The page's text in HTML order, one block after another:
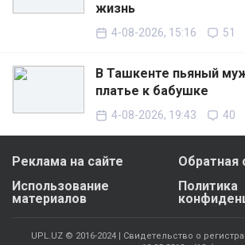
жизнь
4-08-2026, 15:16 51
В Ташкенте пьяный
платье к бабушке
4-08-2026, 19:43 40
Реклама на сайте
Обратная
Использование
материалов
Политика
UPL.UZ © 2016-2024 | Свидетельство о